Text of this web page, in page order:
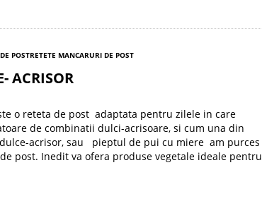
POSTRETETE MANCARURI DE POST
ACRISOR
o reteta de post adaptata pentru zilele in care
de combinatii dulci-acrisoare, si cum una din
acrisor, sau pieptul de pui cu miere am purces
post. Inedit va ofera produse vegetale ideale pentru